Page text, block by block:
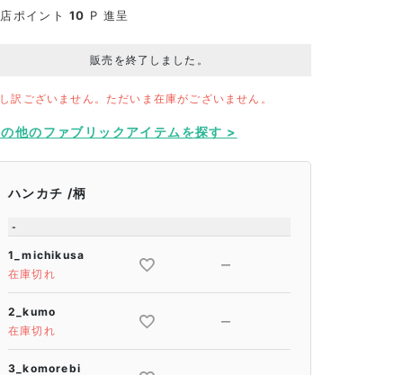
ポイント 10 P 進呈
販売を終了しました。
訳ございません。ただいま在庫がございません。
他のファブリックアイテムを探す >
ハンカチ 柄
-
1_michikusa
在庫切れ
—
2_kumo
在庫切れ
—
3_komorebi